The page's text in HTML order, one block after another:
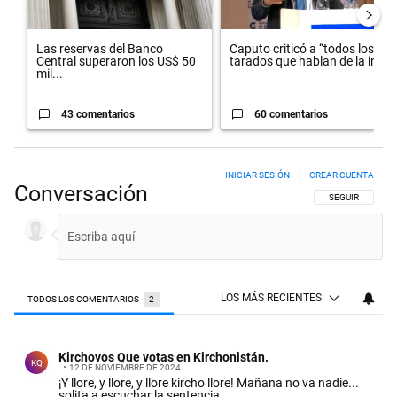
Las reservas del Banco
Central superaron los US$ 50
mil...
43 comentarios
Caputo criticó a “todos los
tarados que hablan de la in...
60 comentarios
Conversación SIGA ESTA
SEGUIR
INICIAR SESIÓN CREAR CUENTA
TODOS LOS COMENTARIOS 2 LOS MÁS RECIENTES
KQ Kirchovos Que votas en Kirchonistán.
12 DE NOVIEMBRE DE 2024
¡Y llore, y llore, y llore kircho llore! Mañana no va nadie...